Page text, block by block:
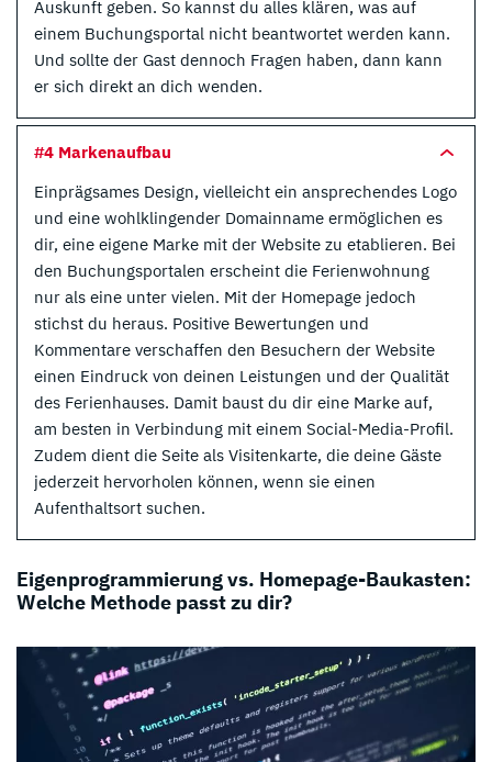
Auskunft geben. So kannst du alles klären, was auf
einem Buchungsportal nicht beantwortet werden kann.
Und sollte der Gast dennoch Fragen haben, dann kann
er sich direkt an dich wenden.
#4 Markenaufbau
Einprägsames Design, vielleicht ein ansprechendes Logo
und eine wohlklingender Domainname ermöglichen es
dir, eine eigene Marke mit der Website zu etablieren. Bei
den Buchungsportalen erscheint die Ferienwohnung
nur als eine unter vielen. Mit der Homepage jedoch
stichst du heraus. Positive Bewertungen und
Kommentare verschaffen den Besuchern der Website
einen Eindruck von deinen Leistungen und der Qualität
des Ferienhauses. Damit baust du dir eine Marke auf,
am besten in Verbindung mit einem Social-Media-Profil.
Zudem dient die Seite als Visitenkarte, die deine Gäste
jederzeit hervorholen können, wenn sie einen
Aufenthaltsort suchen.
Eigenprogrammierung vs. Homepage-Baukasten:
Welche Methode passt zu dir?